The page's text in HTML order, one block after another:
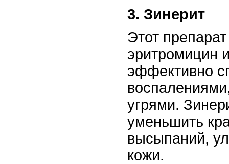
3. Зинерит
Этот
эритромицин
эффективно
угрями.
уменьшить
высыпаний,
кожи.